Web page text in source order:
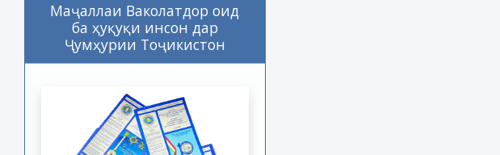
Маҷаллаи Ваколатдор оид
ба ҳуқуқи инсон дар
Ҷумҳурии Тоҷикистон